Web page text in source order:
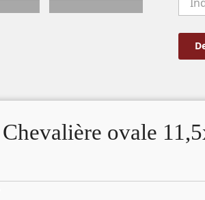
Chevalière ovale